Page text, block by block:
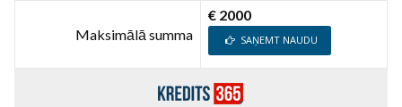
Maksimālā summa
€ 2000
SAŅEMT NAUDU